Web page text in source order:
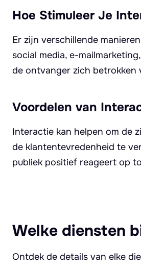
Hoe Stimuleer Je
Er zijn verschillende
social media, e-
de ontvanger zich betrokken
Voordelen van
Interactie kan helpen om de
de klantentevredenheid te
publiek positief reageert op
Welke diensten
Ontdek de details van elke